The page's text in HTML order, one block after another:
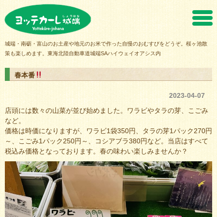
城端・南砺・富山のお土産や地元のお米で作った自慢のおむすびをどうぞ。桜ヶ池散
策も楽しめます。東海北陸自動車道城端SAハイウェイオアシス内
春本番
2023-04-07
店頭には数々の山菜が並び始めました。ワラビやタラの芽、こごみ
など。
価格は時価になりますが、ワラビ1袋350円、タラの芽1パック270円
～、こごみ1パック250円～、コシアブラ380円など。当店はすべて
税込み価格となっております。春の味わい楽しみませんか？